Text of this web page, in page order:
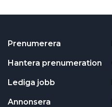
Prenumerera
Hantera prenumeration
Lediga jobb
Annonsera